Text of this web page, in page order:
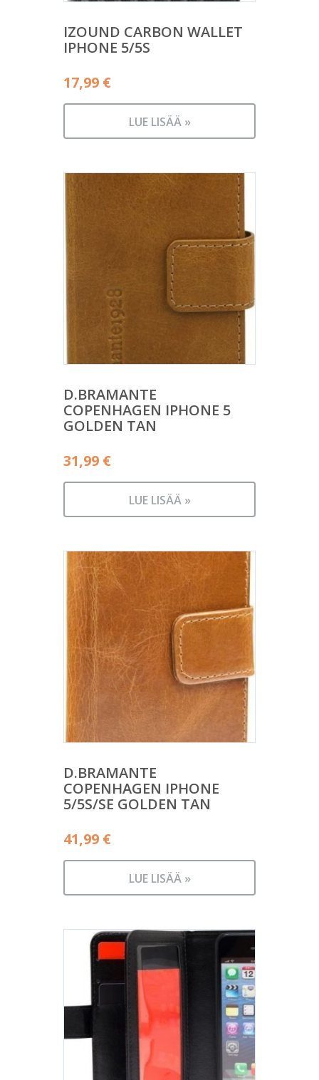
IZOUND CARBON WALLET
IPHONE 5/5S
17,99 €
LUE LISÄÄ »
D.BRAMANTE
COPENHAGEN IPHONE 5
GOLDEN TAN
31,99 €
LUE LISÄÄ »
D.BRAMANTE
COPENHAGEN IPHONE
5/5S/SE GOLDEN TAN
41,99 €
LUE LISÄÄ »